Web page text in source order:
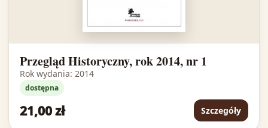
Przegląd Historyczny, rok 2014, nr 1
Rok wydania: 2014
dostępna
21,00 zł Szczegóły